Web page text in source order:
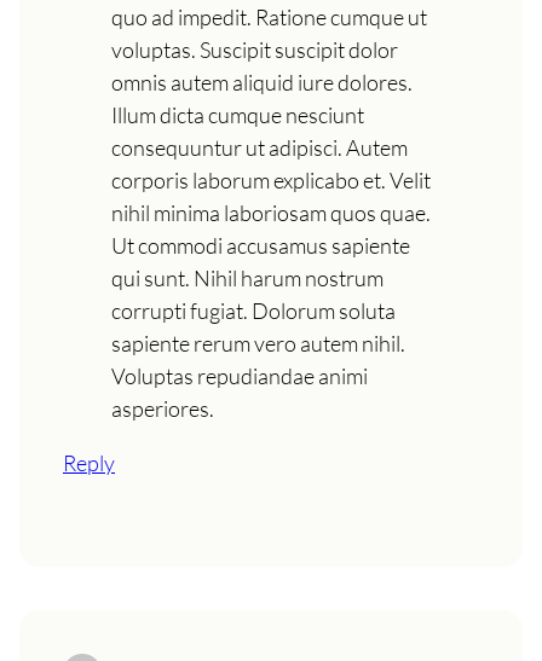
quo ad impedit. Ratione cumque ut
voluptas. Suscipit suscipit dolor
omnis autem aliquid iure dolores.
Illum dicta cumque nesciunt
consequuntur ut adipisci. Autem
corporis laborum explicabo et. Velit
nihil minima laboriosam quos quae.
Ut commodi accusamus sapiente
qui sunt. Nihil harum nostrum
corrupti fugiat. Dolorum soluta
sapiente rerum vero autem nihil.
Voluptas repudiandae animi
asperiores.
Reply